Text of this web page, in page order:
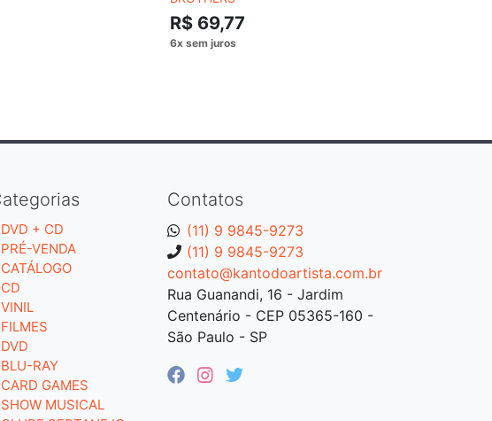
R$ 69,77
Contatos
(11) 9 9845-9273
(11) 9 9845-9273
contato@kantodoartista.com.br
Rua Guanandi, 16 - Jardim
Centenário - CEP 05365-160 -
São Paulo - SP
DVD + CD
PRÉ-VENDA
CATÁLOGO
CD
VINIL
FILMES
DVD
BLU-RAY
CARD GAMES
SHOW MUSICAL